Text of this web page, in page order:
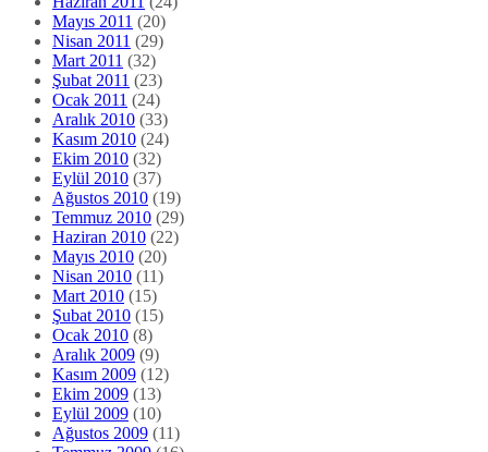
Mayıs 2011 (20)
Nisan 2011 (29)
Mart 2011 (32)
Şubat 2011 (23)
Ocak 2011 (24)
Aralık 2010 (33)
Kasım 2010 (24)
Ekim 2010 (32)
Eylül 2010 (37)
Ağustos 2010 (19)
Temmuz 2010 (29)
Haziran 2010 (22)
Mayıs 2010 (20)
Nisan 2010 (11)
Mart 2010 (15)
Şubat 2010 (15)
Ocak 2010 (8)
Aralık 2009 (9)
Kasım 2009 (12)
Ekim 2009 (13)
Eylül 2009 (10)
Ağustos 2009 (11)